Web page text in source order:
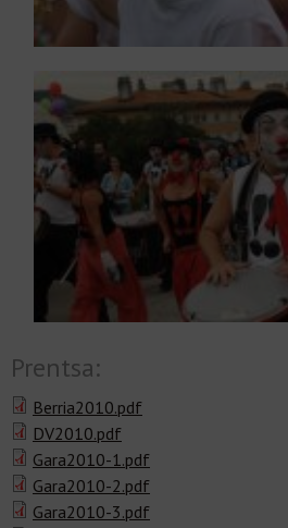
Prentsa:
Berria2010.pdf
DV2010.pdf
Gara2010-1.pdf
Gara2010-2.pdf
Gara2010-3.pdf